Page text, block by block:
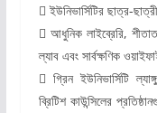
 ইউনিভার্সিটির ছাত্র-
 আধুনিক লাইব্রেরি,
ল্যাব এবং সার্বক্ষণিক
 গ্রিন ইউনিভার্সিটি
ব্রিটিশ কাউন্সিলের